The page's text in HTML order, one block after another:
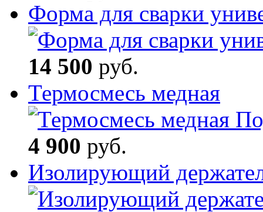
Форма для сварки
14 500 руб.
Термосмесь медная
4 900 руб.
Изолирующий